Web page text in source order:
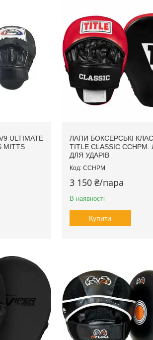
ULTIMATE
MITTS
ЛАПИ БОКСЕРСЬКІ
TITLE CLASSIC
ДЛЯ УДАРІВ
CCHPM
3 150 ₴/пара
В наявності
Купити